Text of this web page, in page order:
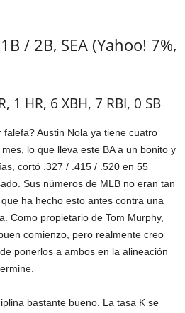
/ 2B, SEA (Yahoo! 7%,
1 HR, 6 XBH, 7 RBI, 0 SB
Austin Nola ya tiene cuatro
lo que lleva este BA a un bonito y
cortó .327 / .415 / .520 en 55
Sus números de MLB no eran tan
ha hecho esto antes contra una
Como propietario de Tom Murphy,
comienzo, pero realmente creo
ponerlos a ambos en la alineación
bastante bueno. La tasa K se